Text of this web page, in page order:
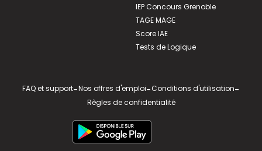
IEP Concours Grenoble
TAGE MAGE
Score IAE
Tests de Logique
FAQ et support-Nos offres d'emploi-Conditions d'utilisation-
Règles de confidentialité